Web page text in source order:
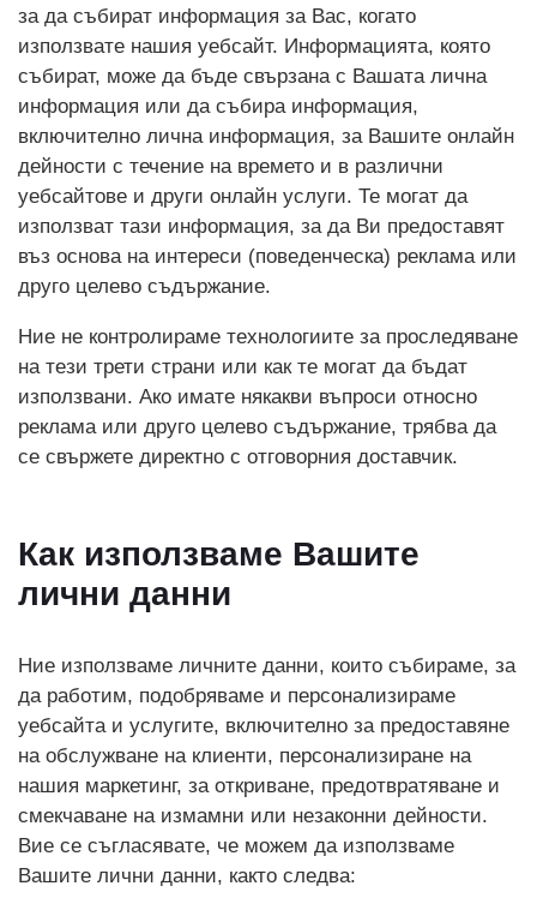
за да събират информация за Вас, когато
използвате нашия уебсайт. Информацията, която
събират, може да бъде свързана с Вашата лична
информация или да събира информация,
включително лична информация, за Вашите онлайн
дейности с течение на времето и в различни
уебсайтове и други онлайн услуги. Те могат да
използват тази информация, за да Ви предоставят
въз основа на интереси (поведенческа) реклама или
друго целево съдържание.
Ние не контролираме технологиите за проследяване
на тези трети страни или как те могат да бъдат
използвани. Ако имате някакви въпроси относно
реклама или друго целево съдържание, трябва да
се свържете директно с отговорния доставчик.
Как използваме Вашите
лични данни
Ние използваме личните данни, които събираме, за
да работим, подобряваме и персонализираме
уебсайта и услугите, включително за предоставяне
на обслужване на клиенти, персонализиране на
нашия маркетинг, за откриване, предотвратяване и
смекчаване на измамни или незаконни дейности.
Вие се съгласявате, че можем да използваме
Вашите лични данни, както следва: